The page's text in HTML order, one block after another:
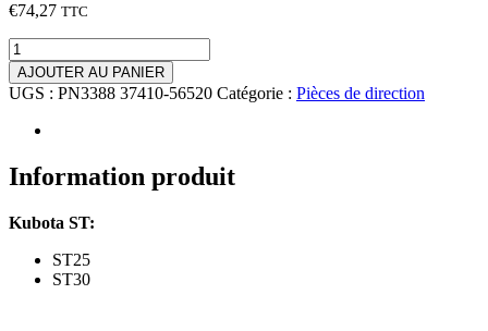
€74,27 TTC
quantité
de
Rotule
de
direction
Kubota
ST25,
X20,
AJOUTER AU PANIER
UGS : PN3388 37410-56520 Catégorie : Pièces de direction
Information produit
Kubota ST:
ST25
ST30